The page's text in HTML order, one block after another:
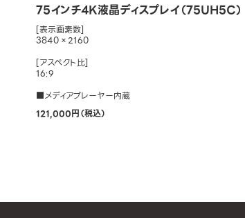
75インチ4K液晶ディスプレイ（75UH5C）
[表示画素数]
3840×2160
[アスペクト比]
16:9
■メディアプレーヤー内蔵
121,000円（税込）